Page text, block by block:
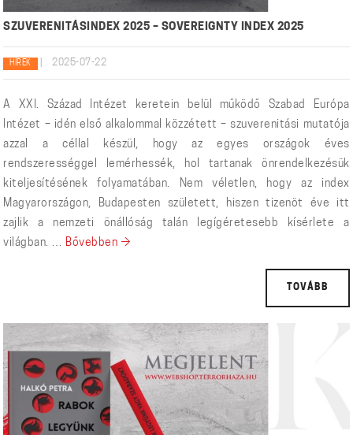
SZUVERENITÁSINDEX 2025 – SOVEREIGNTY INDEX 2025
HÍREK 2025-07-22
A XXI. Század Intézet keretein belül műkö­dő Szabad Európa
Intézet – idén első alka­lommal közzétett – szuverenitási mutatója
azzal a céllal készül, hogy az egyes orszá­gok éves
rendszerességgel lemérhessék, hol tartanak önrendelkezésük
kiteljesítésének folyamatában. Nem véletlen, hogy az index
Magyarországon, Budapesten született, hiszen tizenöt éve itt
zajlik a nemzeti önállóság talán legígéretesebb kísérlete a
világban. … Bővebben Szuverenitásindex 2025 – Sovereignty Index
→
TOVÁBB